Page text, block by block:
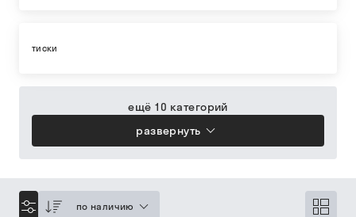
тиски
ещё 10 категорий
развернуть
по наличию